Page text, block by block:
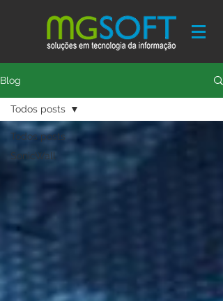
Blog
Todos posts
SonicWall
Todos posts